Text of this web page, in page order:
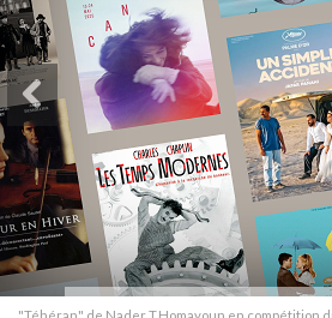
"Téhéran" de Nader T.Homayoun en compétition